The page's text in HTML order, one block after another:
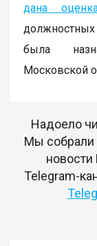
дана
была
Московской
Надоело
Мы собрали
новости
Telegram-